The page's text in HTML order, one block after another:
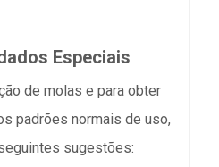
Especiais
de molas e para obter
padrões normais de uso,
sugestões: